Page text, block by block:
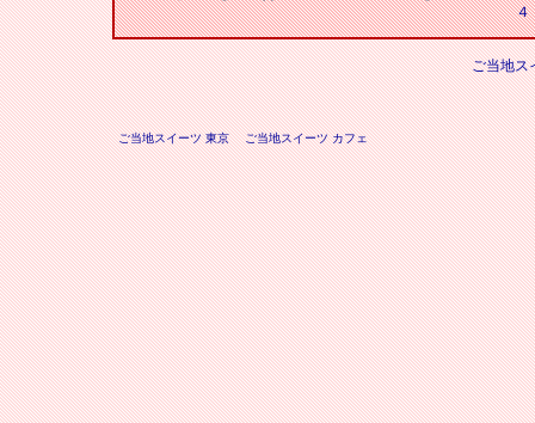
４
ご当地ス
ご当地スイーツ 東京 ご当地スイーツ カフェ